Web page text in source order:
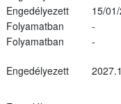
Engedélyezett
15/
Folyamatban
-
Folyamatban
-
Engedélyezett